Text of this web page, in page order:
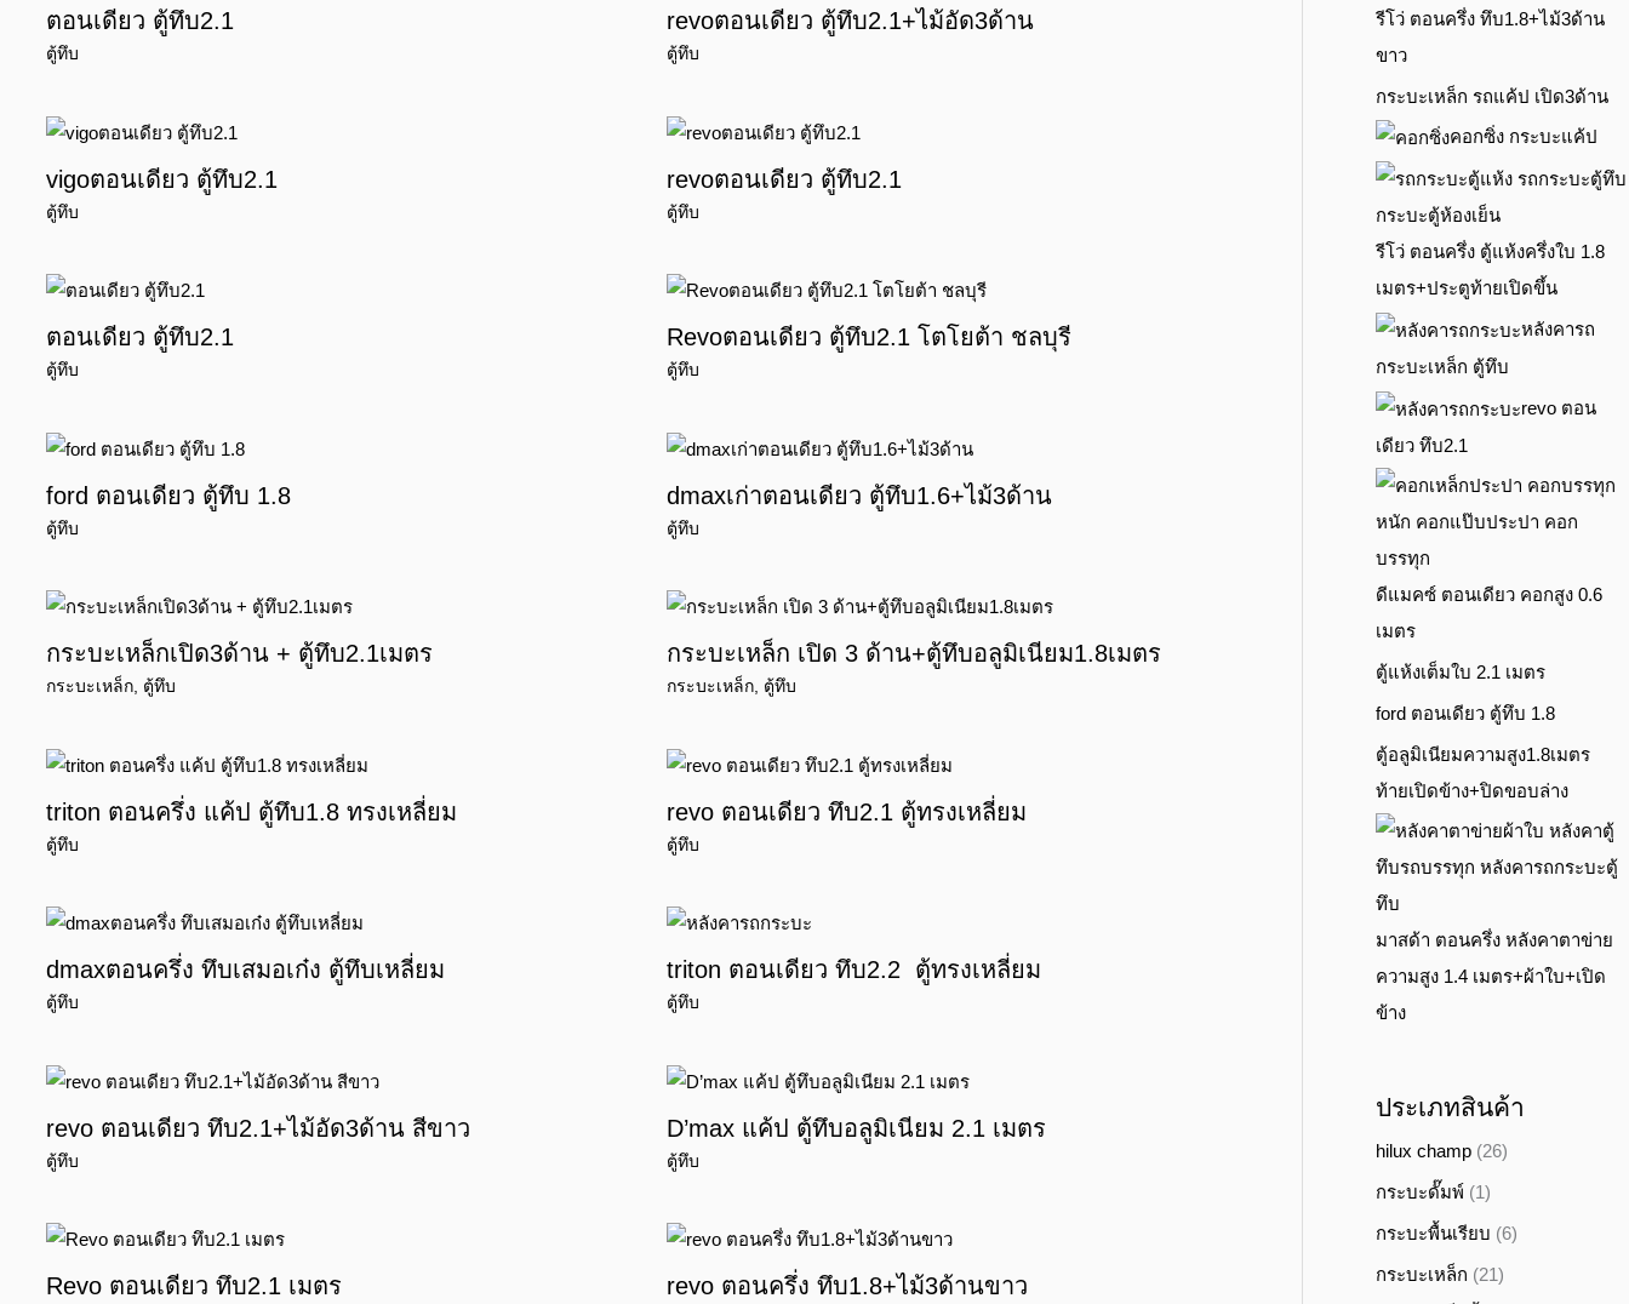
ตอนเดียว ตู้ทึบ2.1
ตู้ทึบ
revoตอนเดียว ตู้ทึบ2.1+ไม้อัด3ด้าน
ตู้ทึบ
vigoตอนเดียว ตู้ทึบ2.1
ตู้ทึบ
revoตอนเดียว ตู้ทึบ2.1
ตู้ทึบ
ตอนเดียว ตู้ทึบ2.1
ตู้ทึบ
Revoตอนเดียว ตู้ทึบ2.1 โตโยต้า ชลบุรี
ตู้ทึบ
ford ตอนเดียว ตู้ทึบ 1.8
ตู้ทึบ
dmaxเก่าตอนเดียว ตู้ทึบ1.6+ไม้3ด้าน
ตู้ทึบ
กระบะเหล็กเปิด3ด้าน + ตู้ทึบ2.1เมตร
กระบะเหล็ก, ตู้ทึบ
กระบะเหล็ก เปิด 3 ด้าน+ตู้ทึบอลูมิเนียม1.8เมตร
กระบะเหล็ก, ตู้ทึบ
triton ตอนครึ่ง แค้ป ตู้ทึบ1.8 ทรงเหลี่ยม
ตู้ทึบ
revo ตอนเดียว ทึบ2.1 ตู้ทรงเหลี่ยม
ตู้ทึบ
dmaxตอนครึ่ง ทึบเสมอเก๋ง ตู้ทึบเหลี่ยม
ตู้ทึบ
triton ตอนเดียว ทึบ2.2 ตู้ทรงเหลี่ยม
ตู้ทึบ
revo ตอนเดียว ทึบ2.1+ไม้อัด3ด้าน สีขาว
ตู้ทึบ
D’max แค้ป ตู้ทึบอลูมิเนียม 2.1 เมตร
ตู้ทึบ
Revo ตอนเดียว ทึบ2.1 เมตร revo ตอนครึ่ง ทึบ1.8+ไม้3ด้านขาว
รีโว่ ตอนครึ่ง ทึบ1.8+ไม้3ด้าน
ขาว
กระบะเหล็ก รถแค้ป เปิด3ด้าน
คอกซิ่ง กระบะแค้ป
รีโว่ ตอนครึ่ง ตู้แห้งครึ่งใบ 1.8
เมตร+ประตูท้ายเปิดขึ้น
หลังคารถ
กระบะเหล็ก ตู้ทึบ
revo ตอน
เดียว ทึบ2.1
ดีแมคซ์ ตอนเดียว คอกสูง 0.6
เมตร
ตู้แห้งเต็มใบ 2.1 เมตร
ford ตอนเดียว ตู้ทึบ 1.8
ตู้อลูมิเนียมความสูง1.8เมตร
ท้ายเปิดข้าง+ปิดขอบล่าง
มาสด้า ตอนครึ่ง หลังคาตาข่าย
ความสูง 1.4 เมตร+ผ้าใบ+เปิด
ข้าง
ประเภทสินค้า
hilux champ (26)
กระบะดั๊มพ์ (1)
กระบะพื้นเรียบ (6)
กระบะเหล็ก (21)